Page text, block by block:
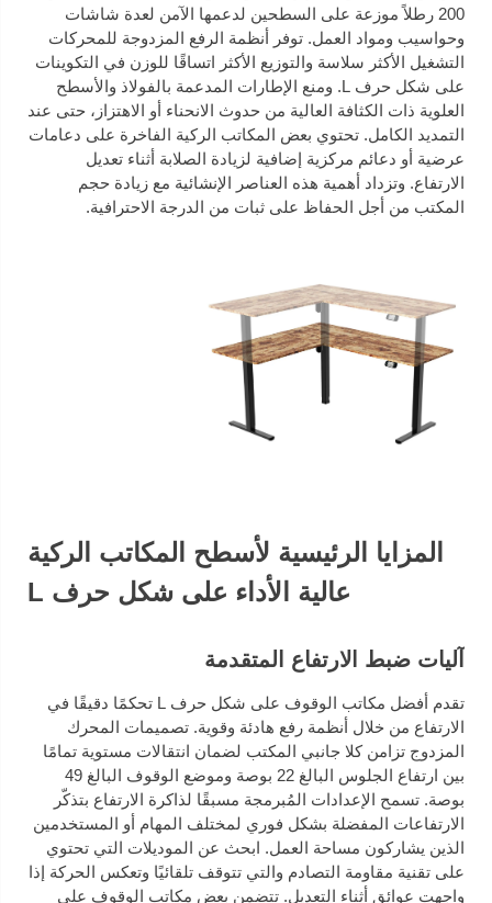
200 رطلاً موزعة على السطحين لدعمها الآمن لعدة شاشات
وحواسيب ومواد العمل. توفر أنظمة الرفع المزدوجة للمحركات
التشغيل الأكثر سلاسة والتوزيع الأكثر اتساقًا للوزن في التكوينات
على شكل حرف L. ومنع الإطارات المدعمة بالفولاذ والأسطح
العلوية ذات الكثافة العالية من حدوث الانحناء أو الاهتزاز، حتى عند
التمديد الكامل. تحتوي بعض المكاتب الركية الفاخرة على دعامات
عرضية أو دعائم مركزية إضافية لزيادة الصلابة أثناء تعديل
الارتفاع. وتزداد أهمية هذه العناصر الإنشائية مع زيادة حجم
المكتب من أجل الحفاظ على ثبات من الدرجة الاحترافية.
المزايا الرئيسية لأسطح المكاتب الركية
عالية الأداء على شكل حرف L
آليات ضبط الارتفاع المتقدمة
تقدم أفضل مكاتب الوقوف على شكل حرف L تحكمًا دقيقًا في
الارتفاع من خلال أنظمة رفع هادئة وقوية. تصميمات المحرك
المزدوج تزامن كلا جانبي المكتب لضمان انتقالات مستوية تمامًا
بين ارتفاع الجلوس البالغ 22 بوصة وموضع الوقوف البالغ 49
بوصة. تسمح الإعدادات المُبرمجة مسبقًا لذاكرة الارتفاع بتذكّر
الارتفاعات المفضلة بشكل فوري لمختلف المهام أو المستخدمين
الذين يشاركون مساحة العمل. ابحث عن الموديلات التي تحتوي
على تقنية مقاومة التصادم والتي تتوقف تلقائيًا وتعكس الحركة إذا
واجهت عوائق أثناء التعديل. تتضمن بعض مكاتب الوقوف على